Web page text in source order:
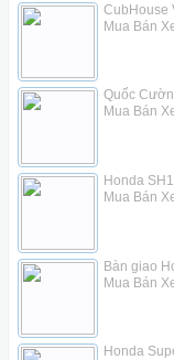
CubHouse
Mua Bán
Quốc
Mua Bán
Honda
Mua Bán
Bàn giao
Mua Bán
Honda